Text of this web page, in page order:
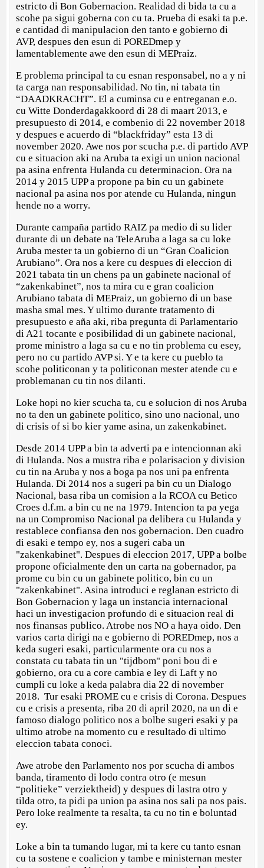
estricto di Bon Gobernacion. Realidad di bida ta cu a
scohe pa sigui goberna con cu ta. Prueba di esaki ta p.e.
e cantidad di manipulacion den tanto e gobierno di
AVP, despues den esun di POREDmep y
lamentablemente awe den esun di MEPraiz.
E problema principal ta cu esnan responsabel, no a y ni
ta carga nan responsabilidad. No tin, ni tabata tin
“DAADKRACHT”. El a cuminsa cu e entreganan e.o.
cu Witte Donderdagakkoord di 28 di maart 2013, e
presupuesto di 2014, e combenio di 22 november 2018
y despues e acuerdo di “blackfriday” esta 13 di
november 2020. Awe nos por scucha p.e. di partido AVP
cu e situacion aki na Aruba ta exigi un union nacional
pa asina enfrenta Hulanda cu determinacion. Ora na
2014 y 2015 UPP a propone pa bin cu un gabinete
nacional pa asina nos por atende cu Hulanda, ningun
hende no a worry.
Durante campaña partido RAIZ pa medio di su lider
durante di un debate na TeleAruba a laga sa cu loke
Aruba mester ta un gobierno di un “Gran Coalicion
Arubiano”. Ora nos a kere cu despues di eleccion di
2021 tabata tin un chens pa un gabinete nacional of
“zakenkabinet”, nos ta mira cu e gran coalicion
Arubiano tabata di MEPraiz, un gobierno di un base
masha smal mes. Y ultimo durante tratamento di
presupuesto e aña aki, riba pregunta di Parlamentario
di A21 tocante e posibilidad di un gabinete nacional,
prome ministro a laga sa cu e no tin problema cu esey,
pero no cu partido AVP si. Y e ta kere cu pueblo ta
scohe politiconan y ta politiconan mester atende cu e
problemanan cu tin nos dilanti.
Loke hopi no kier scucha ta, cu e solucion di nos Aruba
no ta den un gabinete politico, sino uno nacional, uno
di crisis of si bo kier yame asina, un zakenkabinet.
Desde 2014 UPP a bin ta adverti pa e intencionnan aki
di Hulanda. Nos a mustra riba e polarisacion y division
cu tin na Aruba y nos a boga pa nos uni pa enfrenta
Hulanda. Di 2014 nos a sugeri pa bin cu un Dialogo
Nacional, basa riba un comision a la RCOA cu Betico
Croes d.f.m. a bin cu ne na 1979. Intencion ta pa yega
na un Compromiso Nacional pa delibera cu Hulanda y
restablece confiansa den nos gobernacion. Den cuadro
di esaki e tempo ey, nos a sugeri caba un
"zakenkabinet". Despues di eleccion 2017, UPP a bolbe
propone oficialmente den un carta na gobernador, pa
prome cu bin cu un gabinete politico, bin cu un
"zakenkabinet". Asina introduci e reglanan estricto di
Bon Gobernacion y laga un instancia internacional
haci un investigacion profundo di e situacion real di
nos finansas publico. Atrobe nos NO a haya oido. Den
varios carta dirigi na e gobierno di POREDmep, nos a
keda sugeri esaki, particularmente ora cu nos a
constata cu tabata tin un "tijdbom" poni bou di e
gobierno, ora cu a core cambia e ley di Laft y no
cumpli cu loke a keda palabra dia 22 di november
2018. Tur esaki PROME cu e crisis di Corona. Despues
cu e crisis a presenta, riba 20 di april 2020, na un di e
famoso dialogo politico nos a bolbe sugeri esaki y pa
ultimo atrobe na momento cu e resultado di ultimo
eleccion tabata conoci.
Awe atrobe den Parlamento nos por scucha di ambos
banda, tiramento di lodo contra otro (e mesun
“politieke” verziektheid) y despues di lastra otro y
tilda otro, ta pidi pa union pa asina nos sali pa nos pais.
Pero loke realmente ta resalta, ta cu no tin e boluntad
ey.
Loke a bin ta tumando lugar, mi ta kere cu tanto esnan
cu ta sostene e coalicion y tambe e ministernan mester